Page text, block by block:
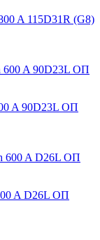
A 115D31R (G8)
A 90D23L ОП
A D26L ОП